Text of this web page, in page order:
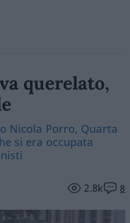
querelato,
Nicola Porro, Quarta
si era occupata
2.8k 8